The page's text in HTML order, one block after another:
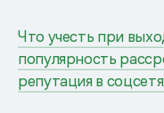
Что учесть при
популярность
репутация в